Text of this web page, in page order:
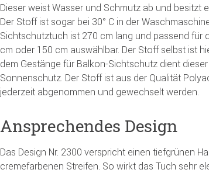
Dieser weist Wasser und Schmutz ab und besitzt
Der Stoff ist sogar bei 30° C in der
Sichtschutztuch ist 270 cm lang und passend für
cm oder 150 cm auswählbar. Der Stoff selbst ist
dem Gestänge für Balkon-Sichtschutz dient
Sonnenschutz. Der Stoff ist aus der Qualität
jederzeit abgenommen und gewechselt werden.
Ansprechendes Design
Das Design Nr. 2300 verspricht einen tiefgrünen
cremefarbenen Streifen. So wirkt das Tuch sehr